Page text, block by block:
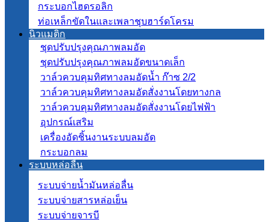
กระบอกไฮดรอลิก
ท่อเหล็กขัดในและเพลาชุบฮาร์ดโครม
นิวแมติก
ชุดปรับปรุงคุณภาพลมอัด
ชุดปรับปรุงคุณภาพลมอัดขนาดเล็ก
วาล์วควบคุมทิศทางลมอัดน้ำ ก๊าซ 2/2
วาล์วควบคุมทิศทางลมอัดสั่งงานโดยทางกล
วาล์วควบคุมทิศทางลมอัดสั่งงานโดยไฟฟ้า
อุปกรณ์เสริม
เครื่องอัดชิ้นงานระบบลมอัด
กระบอกลม
ระบบหล่อลื่น
ระบบจ่ายน้ำมันหล่อลื่น
ระบบจ่ายสารหล่อเย็น
ระบบจ่ายจารบี